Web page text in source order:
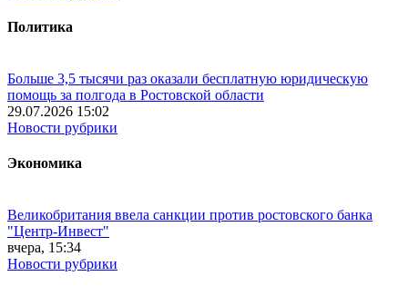
Политика
Больше 3,5 тысячи раз оказали бесплатную юридическую
помощь за полгода в Ростовской области
29.07.2026 15:02
Новости рубрики
Экономика
Великобритания ввела санкции против ростовского банка
"Центр-Инвест"
вчера, 15:34
Новости рубрики